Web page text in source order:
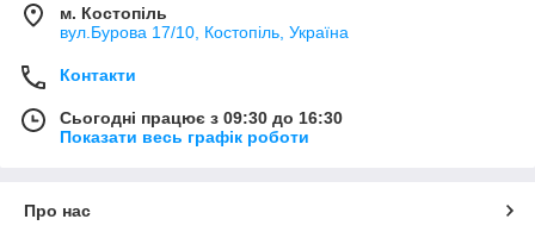
м. Костопіль
вул.Бурова 17/10, Костопіль, Україна
Контакти
Сьогодні працює з 09:30 до 16:30
Показати весь графік роботи
Про нас